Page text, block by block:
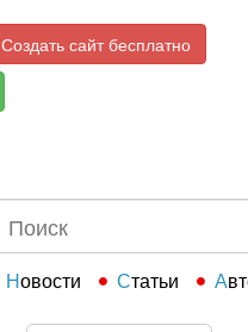
Создать сайт бесплатно
Новости Статьи